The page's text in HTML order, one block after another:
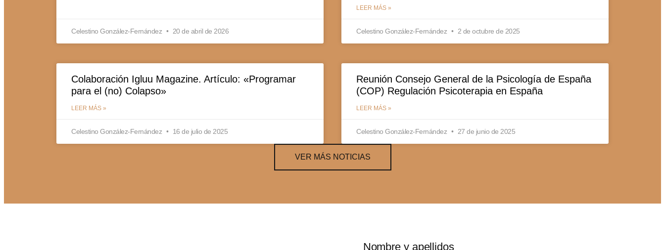
Celestino González-Fernández 20 de abril de 2026
LEER MÁS »
Celestino González-Fernández 2 de octubre de 2025
Colaboración Igluu Magazine. Artículo: «Programar
para el (no) Colapso»
LEER MÁS »
Celestino González-Fernández 16 de julio de 2025
Reunión Consejo General de la Psicología de España
(COP) Regulación Psicoterapia en España
LEER MÁS »
Celestino González-Fernández 27 de junio de 2025
VER MÁS NOTICIAS
Nombre y apellidos